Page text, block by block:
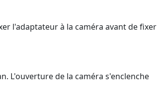
l'adaptateur à la caméra avant de fixer
L'ouverture de la caméra s'enclenche